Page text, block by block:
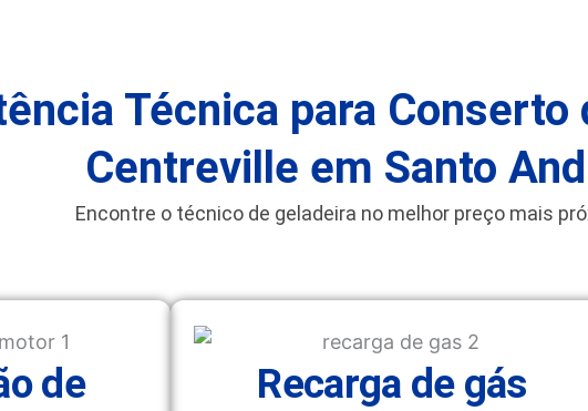
Técnica para Conserto
Centreville em Santo
Encontre o técnico de geladeira no melhor preço mais
de
Recarga de gás